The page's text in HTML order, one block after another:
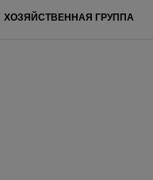
ХОЗЯЙСТВЕННАЯ ГРУППА